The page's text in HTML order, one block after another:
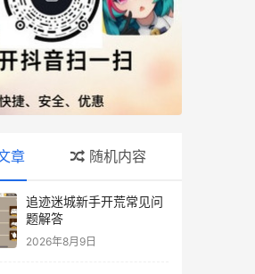
章 随机内容
追迹迷城新手开荒常见问
题解答
2026年8月9日